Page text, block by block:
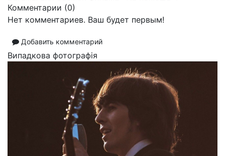
Комментарии (0)
Нет комментариев. Ваш будет первым!
Добавить комментарий
Випадкова фотографія